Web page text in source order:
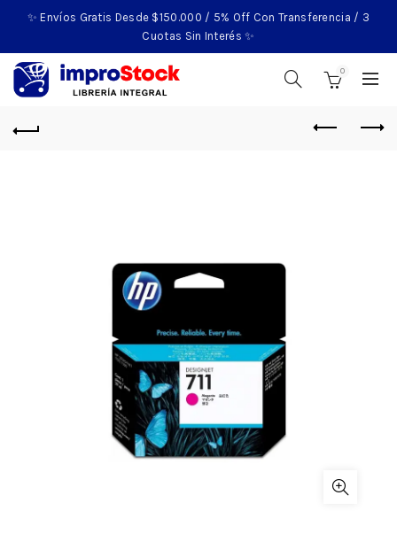
✨ Envíos Gratis Desde $150.000 / 5% Off Con Transferencia / 3
Cuotas Sin Interés ✨
0